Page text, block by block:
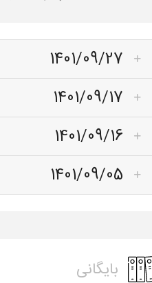
1401/09/27
1401/09/17
1401/09/16
1401/09/05
بایگانی